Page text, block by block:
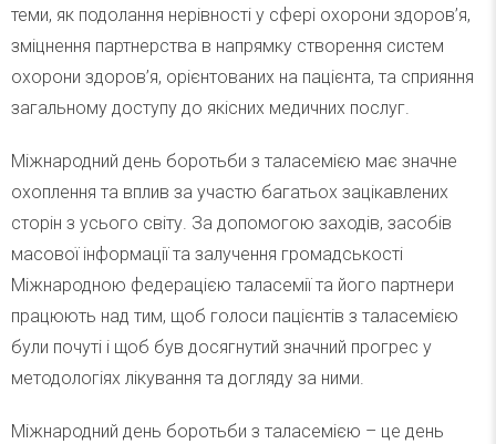
теми, як подолання нерівності у сфері охорони здоров’я,
зміцнення партнерства в напрямку створення систем
охорони здоров’я, орієнтованих на пацієнта, та сприяння
загальному доступу до якісних медичних послуг.
Міжнародний день боротьби з таласемією має значне
охоплення та вплив за участю багатьох зацікавлених
сторін з усього світу. За допомогою заходів, засобів
масової інформації та залучення громадськості
Міжнародною федерацією таласемії та його партнери
працюють над тим, щоб голоси пацієнтів з таласемією
були почуті і щоб був досягнутий значний прогрес у
методологіях лікування та догляду за ними.
Міжнародний день боротьби з таласемією – це день